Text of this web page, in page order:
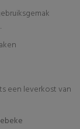
een leverkost van